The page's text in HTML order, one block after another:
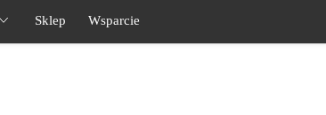
Sklep Wsparcie